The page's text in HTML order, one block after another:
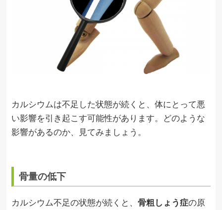
カルシウムは不足した状態が続くと、体にとって悪
い影響を引き起こす可能性があります。どのような
影響があるのか、見てみましょう。
骨量の低下
カルシウム不足の状態が続くと、骨粗しょう症の原